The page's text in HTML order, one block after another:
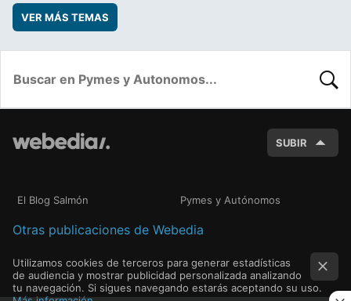
VER MÁS TEMAS
SUBIR
El Blog Salmón Pymes y Autónomos
Otras publicaciones de Webedia
Utilizamos cookies de terceros para generar estadísticas
de audiencia y mostrar publicidad personalizada analizando
tu navegación. Si sigues navegando estarás aceptando su uso.